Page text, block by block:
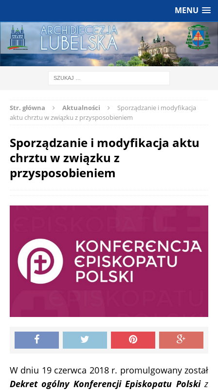
MENU
Str. główna Aktualności
Sporządzanie i modyfikacja
aktu chrztu w związku z przysposobieniem
Sporządzanie i modyfikacja aktu
chrztu w związku z
przysposobieniem
W dniu 19 czerwca 2018 r. promulgowany został
Dekret ogólny Konferencji Episkopatu Polskiz